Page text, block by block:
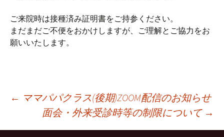
ご来院時は接種済み証明書をご持参ください。
まだまだご不便をおかけしますが、ご理解とご協力をお
願いいたします。
投稿ナビゲーション
← ママパパクラス(後期)ZOOM配信のお知らせ
面会・外来受診時等の制限について →